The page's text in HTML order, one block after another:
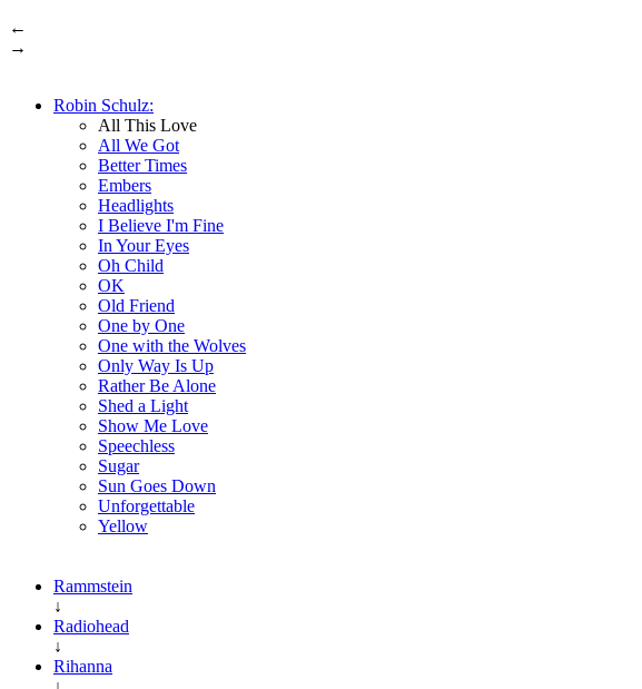
←
→
Robin Schulz:
All This Love
All We Got
Better Times
Embers
Headlights
I Believe I'm Fine
In Your Eyes
Oh Child
OK
Old Friend
One by One
One with the Wolves
Only Way Is Up
Rather Be Alone
Shed a Light
Show Me Love
Speechless
Sugar
Sun Goes Down
Unforgettable
Yellow
Rammstein
↓
Radiohead
↓
Rihanna